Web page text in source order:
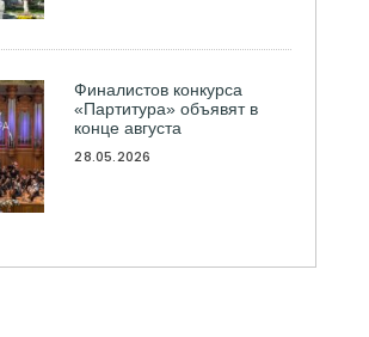
Финалистов конкурса
«Партитура» объявят в
конце августа
28.05.2026